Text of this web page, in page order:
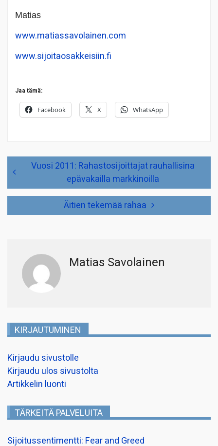
Matias
www.matiassavolainen.com
www.sijoitaosakkeisiin.fi
Jaa tämä:
Facebook X WhatsApp
Artikkelien
selaus
Vuosi 2011: Rahastosijoittajat rauhallisina
epävakailla markkinoilla
Äitien tekemää rahaa
Matias Savolainen
KIRJAUTUMINEN
Kirjaudu sivustolle
Kirjaudu ulos sivustolta
Artikkelin luonti
TÄRKEITÄ PALVELUITA
Sijoitussentimentti: Fear and Greed